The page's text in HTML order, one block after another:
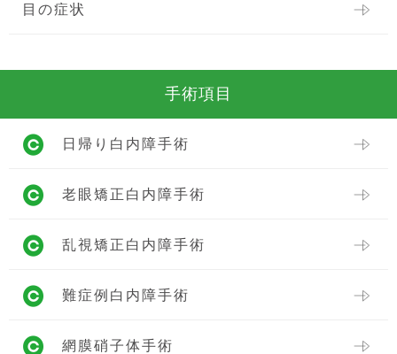
目の症状
手術項目
日帰り白内障手術
老眼矯正白内障手術
乱視矯正白内障手術
難症例白内障手術
網膜硝子体手術